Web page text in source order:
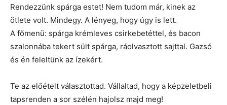
Rendezzünk spárga estet! Nem tudom már, kinek az
ötlete volt. Mindegy. A lényeg, hogy úgy is lett.
A főmenü: spárga krémleves csirkebetéttel, és bacon
szalonnába tekert sült spárga, ráolvasztott sajttal. Gazsó
és én feleltünk az ízekért.
Te az előételt választottad. Vállaltad, hogy a képzeletbeli
tapsrenden a sor szélén hajolsz majd meg!